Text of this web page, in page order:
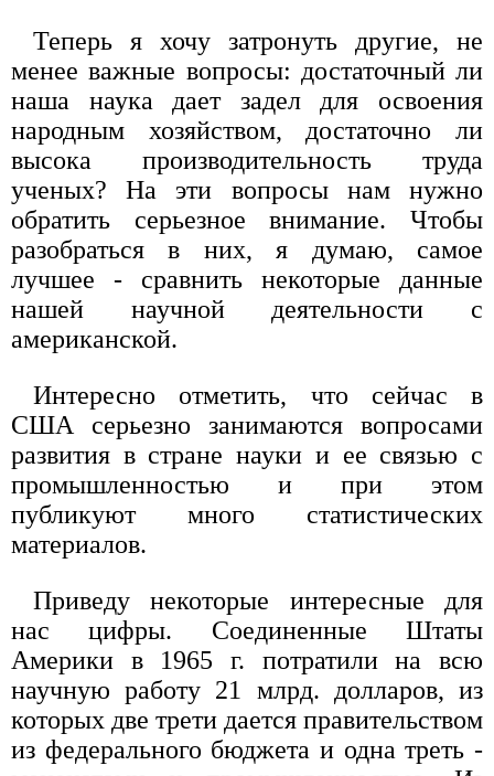
Теперь я хочу затронуть другие, не
менее важные вопросы: достаточный ли
наша наука дает задел для освоения
народным хозяйством, достаточно ли
высока производительность труда
ученых? На эти вопросы нам нужно
обратить серьезное внимание. Чтобы
разобраться в них, я думаю, самое
лучшее - сравнить некоторые данные
нашей научной деятельности с
американской.
Интересно отметить, что сейчас в
США серьезно занимаются вопросами
развития в стране науки и ее связью с
промышленностью и при этом
публикуют много статистических
материалов.
Приведу некоторые интересные для
нас цифры. Соединенные Штаты
Америки в 1965 г. потратили на всю
научную работу 21 млрд. долларов, из
которых две трети дается правительством
из федерального бюджета и одна треть -